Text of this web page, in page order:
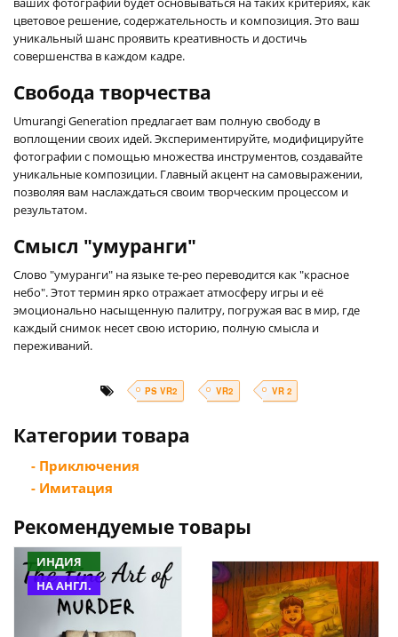
цветовое решение, содержательность и композиция. Это ваш
уникальный шанс проявить креативность и достичь
совершенства в каждом кадре.
Свобода творчества
Umurangi Generation предлагает вам полную свободу в
воплощении своих идей. Экспериментируйте, модифицируйте
фотографии с помощью множества инструментов, создавайте
уникальные композиции. Главный акцент на самовыражении,
позволяя вам наслаждаться своим творческим процессом и
результатом.
Смысл "умуранги"
Слово "умуранги" на языке те-рео переводится как "красное
небо". Этот термин ярко отражает атмосферу игры и её
эмоционально насыщенную палитру, погружая вас в мир, где
каждый снимок несет свою историю, полную смысла и
переживаний.
PS VR2 VR2 VR 2
Категории товара
- Приключения
- Имитация
Рекомендуемые товары
ИНДИЯ
НА АНГЛ.